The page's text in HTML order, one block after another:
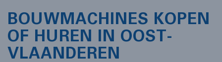
BOUWMACHINES KOPEN
OF HUREN IN OOST-
VLAANDEREN